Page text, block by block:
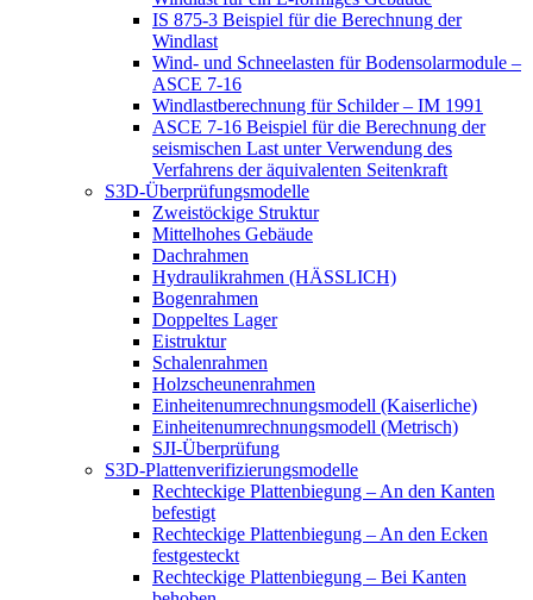
IS 875-3 Beispiel für die Berechnung der
Windlast
Wind- und Schneelasten für Bodensolarmodule –
ASCE 7-16
Windlastberechnung für Schilder – IM 1991
ASCE 7-16 Beispiel für die Berechnung der
seismischen Last unter Verwendung des
Verfahrens der äquivalenten Seitenkraft
S3D-Überprüfungsmodelle
Zweistöckige Struktur
Mittelhohes Gebäude
Dachrahmen
Hydraulikrahmen (HÄSSLICH)
Bogenrahmen
Doppeltes Lager
Eistruktur
Schalenrahmen
Holzscheunenrahmen
Einheitenumrechnungsmodell (Kaiserliche)
Einheitenumrechnungsmodell (Metrisch)
SJI-Überprüfung
S3D-Plattenverifizierungsmodelle
Rechteckige Plattenbiegung – An den Kanten
befestigt
Rechteckige Plattenbiegung – An den Ecken
festgesteckt
Rechteckige Plattenbiegung – Bei Kanten